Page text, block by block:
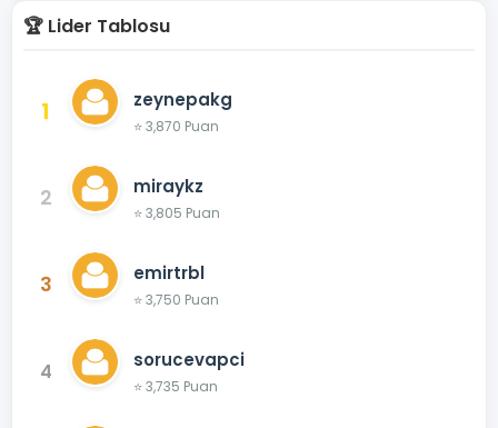
🏆 Lider Tablosu
1 zeynepakg
⭐ 3,870 Puan
2 miraykz
⭐ 3,805 Puan
3 emirtrbl
⭐ 3,750 Puan
4 sorucevapci
⭐ 3,735 Puan